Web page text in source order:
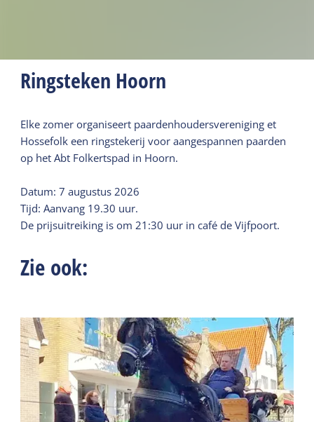
Ringsteken Hoorn
Elke zomer organiseert paardenhoudersvereniging et
Hossefolk een ringstekerij voor aangespannen paarden
op het Abt Folkertspad in Hoorn.
Datum: 7 augustus 2026
Tijd: Aanvang 19.30 uur.
De prijsuitreiking is om 21:30 uur in café de Vijfpoort.
Zie ook: